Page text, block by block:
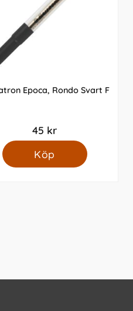
Epoca, Rondo Svart F
45 kr
Köp